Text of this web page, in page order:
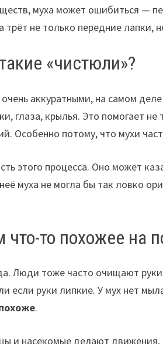
муха может ошибиться —
трёт не только передние лапки,
«чистюли»?
аккуратными, на самом деле
глаза, крылья. Это помогает
Особенно потому, что мухи
этого процесса. Оно может
муха не могла бы так ловко
что-то похожее на
Люди тоже часто очищают
если руки липкие. У мух нет
.
и насекомые делают